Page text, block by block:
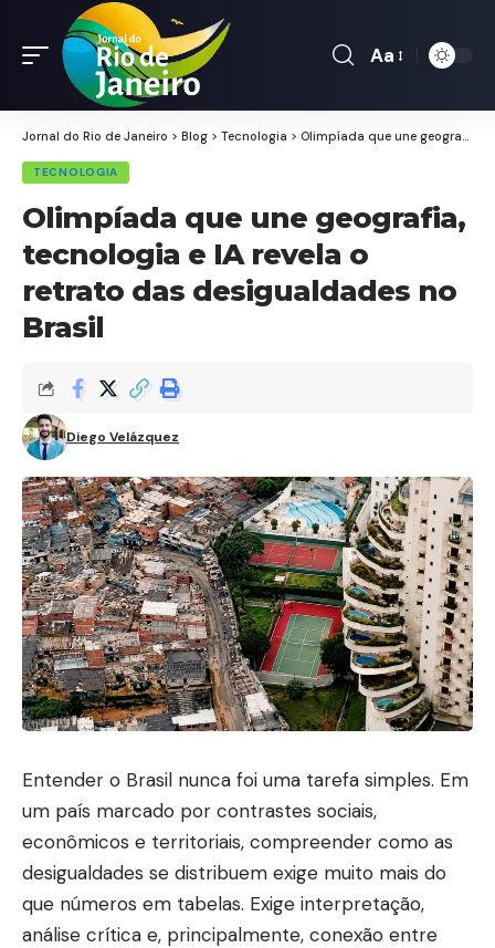
Font
Aa
Jornal do Rio de Janeiro > Blog > Tecnologia > Olimpíada que une geografia, tecnologia e IA revela o retrato das desigualdades no Brasil
TECNOLOGIA
Olimpíada que une geografia,
tecnologia e IA revela o
retrato das desigualdades no
Brasil
Diego Velázquez
Entender o Brasil nunca foi uma tarefa simples. Em
um país marcado por contrastes sociais,
econômicos e territoriais, compreender como as
desigualdades se distribuem exige muito mais do
que números em tabelas. Exige interpretação,
análise crítica e, principalmente, conexão entre